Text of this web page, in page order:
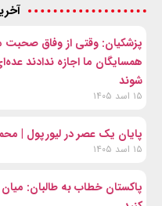
پزشکیان: وقتی از وفاق
همسایگان ما اجازه ندادند
شوند
۱۵ اسد ۱۴۰۵
پایان یک عصر در لیورپول |
۱۵ اسد ۱۴۰۵
پاکستان خطاب به طالبان: